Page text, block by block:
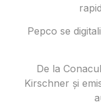
Pepco se
De la
Kirschner și